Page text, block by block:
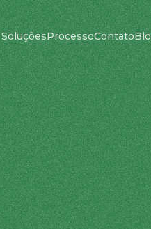
SoluçõesProcessoContato